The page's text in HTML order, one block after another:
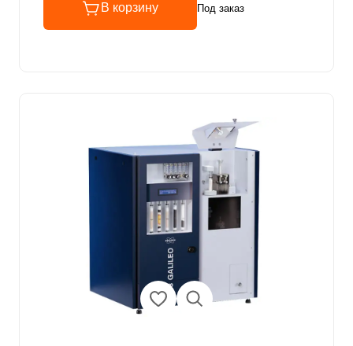
В корзину Под заказ